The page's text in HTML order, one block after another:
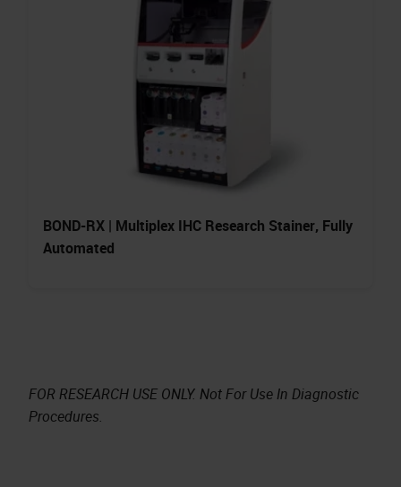
BOND-RX | Multiplex IHC Research Stainer, Fully
Automated
FOR RESEARCH USE ONLY. Not For Use In Diagnostic
Procedures.